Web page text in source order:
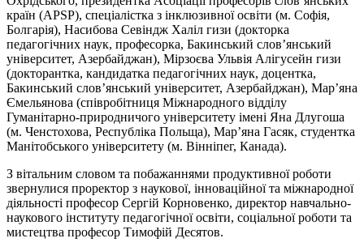
країн (APSP), спеціалістка з інклюзивної освіти (м. Софія,
Болгарія), Насибова Севіндж Халіл гизи (докторка
педагогічних наук, професорка, Бакинський слов’янський
університет, Азербайджан), Мірзоєва Ульвія Алігусейн гизи
(докторантка, кандидатка педагогічних наук, доцентка,
Бакинський слов’янський університет, Азербайджан), Мар’яна
Ємельянова (співробітниця Міжнародного відділу
Гуманітарно-природничого університету імені Яна Длугоша
(м. Ченстохова, Республіка Польща), Мар’яна Гасяк, студентка
Манітобського університету (м. Вінніпег, Канада).
З вітальним словом та побажаннями продуктивної роботи
звернулися проректор з наукової, інноваційної та міжнародної
діяльності професор Сергій Корновенко, директор навчально-
наукового інституту педагогічної освіти, соціальної роботи та
мистецтва професор Тимофій Десятов.